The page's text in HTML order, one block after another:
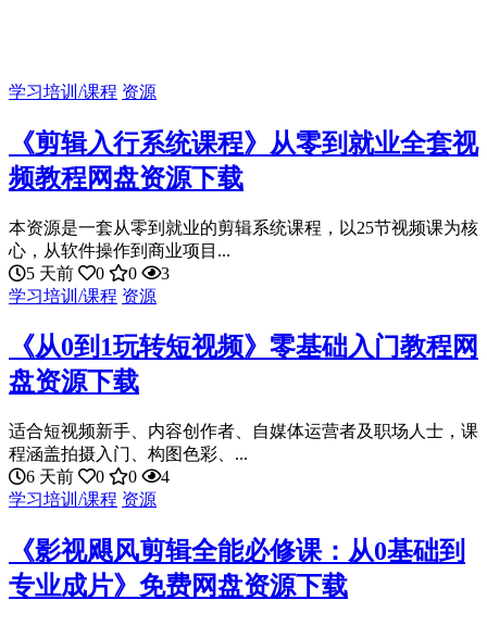
学习培训/课程 资源
《剪辑入行系统课程》从零到就业全套视
频教程网盘资源下载
本资源是一套从零到就业的剪辑系统课程，以25节视频课为核
心，从软件操作到商业项目...
5 天前
0 0
3
学习培训/课程 资源
《从0到1玩转短视频》零基础入门教程网
盘资源下载
适合短视频新手、内容创作者、自媒体运营者及职场人士，课
程涵盖拍摄入门、构图色彩、...
6 天前
0 0
4
学习培训/课程 资源
《影视飓风剪辑全能必修课：从0基础到
专业成片》免费网盘资源下载